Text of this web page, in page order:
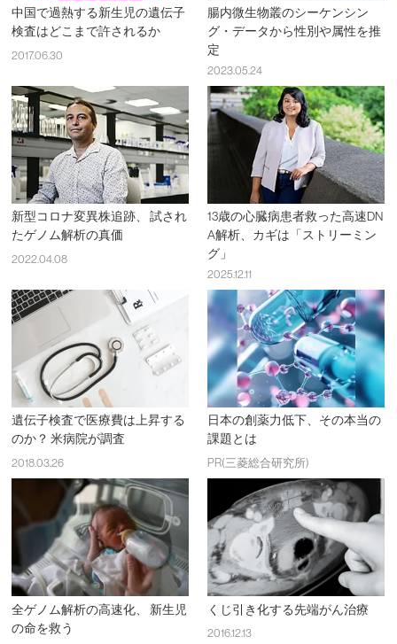
中国で過熱する新生児の遺伝子
検査はどこまで許されるか
2017.06.30
腸内微生物叢のシーケンシン
グ・データから性別や属性を推
定
2023.05.24
新型コロナ変異株追跡、 試され
たゲノム解析の真価
2022.04.08
13歳の心臓病患者救った高速DN
A解析、カギは「ストリーミン
グ」
2025.12.11
遺伝子検査で医療費は上昇する
のか？ 米病院が調査
2018.03.26
日本の創薬力低下、その本当の
課題とは
PR(三菱総合研究所)
全ゲノム解析の高速化、 新生児
の命を救う
くじ引き化する先端がん治療
2016.12.13